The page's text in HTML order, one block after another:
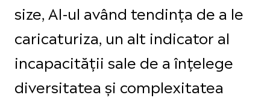
size, AI-ul având tendința de a le
caricaturiza, un alt indicator al
incapacității sale de a înțelege
diversitatea și complexitatea